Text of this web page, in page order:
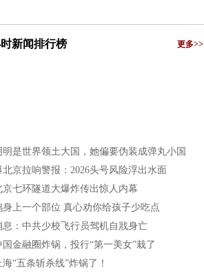
新闻排行榜 更多>>
明是世界领土大国，她偏要伪装成弹丸小国
北京拉响警报：2026头号风险浮出水面
京七环隧道大爆炸传出惊人内幕
身上一个部位 真心劝你给孩子少吃点
息：中共少校飞行员驾机自戕身亡
国金融圈炸锅，投行“第一美女”栽了
海“五条斩杀线”炸锅了！